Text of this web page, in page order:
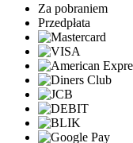
Za pobraniem
Przedpłata